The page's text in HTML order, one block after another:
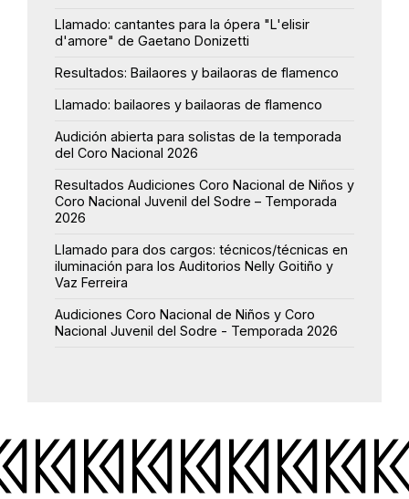
Llamado: cantantes para la ópera "L'elisir
d'amore" de Gaetano Donizetti
Resultados: Bailaores y bailaoras de flamenco
Llamado: bailaores y bailaoras de flamenco
Audición abierta para solistas de la temporada
del Coro Nacional 2026
Resultados Audiciones Coro Nacional de Niños y
Coro Nacional Juvenil del Sodre – Temporada
2026
Llamado para dos cargos: técnicos/técnicas en
iluminación para los Auditorios Nelly Goitiño y
Vaz Ferreira
Audiciones Coro Nacional de Niños y Coro
Nacional Juvenil del Sodre - Temporada 2026